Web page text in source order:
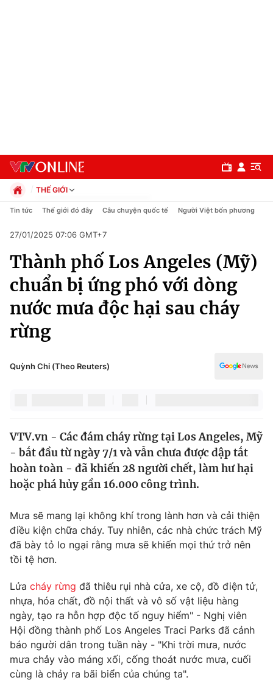
Chuyên mục
Chính trị
Xã hội
Tin tức
Thế giới đó đây
Câu chuyện quốc tế
Kinh tế
Tài chính
Góc doanh nghiệp
Dữ liệu và đời sống
Truyền hình
Phim VTV
Nhân vật
Khán giả
Giải sao mai
Giải trí
Điện ảnh
Âm nhạc
Sao
Đời sống
Du lịch
Làm đẹp
Chất lượng cuộc sống
Giáo dục
Tuyển sinh
Học trực tuyến
Công nghệ
THẾ GIỚI
Chính trị
Pháp luật
Kinh tế
Thể thao
Truyền hình
Văn hóa - Giải trí
Đời sống
Giáo dục
Tin tức Thế giới đó đây Câu chuyện quốc tế Người Việt bốn phương
27/01/2025 07:06 GMT+7
Thành phố Los Angeles (Mỹ)
chuẩn bị ứng phó với dòng
nước mưa độc hại sau cháy
rừng
Quỳnh Chi (Theo Reuters)
VTV.vn - Các đám cháy rừng tại Los Angeles, Mỹ
- bắt đầu từ ngày 7/1 và vẫn chưa được dập tắt
hoàn toàn - đã khiến 28 người chết, làm hư hại
hoặc phá hủy gần 16.000 công trình.
Mưa sẽ mang lại không khí trong lành hơn và cải thiện
điều kiện chữa cháy. Tuy nhiên, các nhà chức trách Mỹ
đã bày tỏ lo ngại rằng mưa sẽ khiến mọi thứ trở nên
tồi tệ hơn.
Lửa cháy rừng đã thiêu rụi nhà cửa, xe cộ, đồ điện tử,
nhựa, hóa chất, đồ nội thất và vô số vật liệu hàng
ngày, tạo ra hỗn hợp độc tố nguy hiểm" - Nghị viên
Hội đồng thành phố Los Angeles Traci Parks đã cảnh
báo người dân trong tuần này - "Khi trời mưa, nước
mưa chảy vào máng xối, cống thoát nước mưa, cuối
cùng là chảy ra bãi biển của chúng ta".